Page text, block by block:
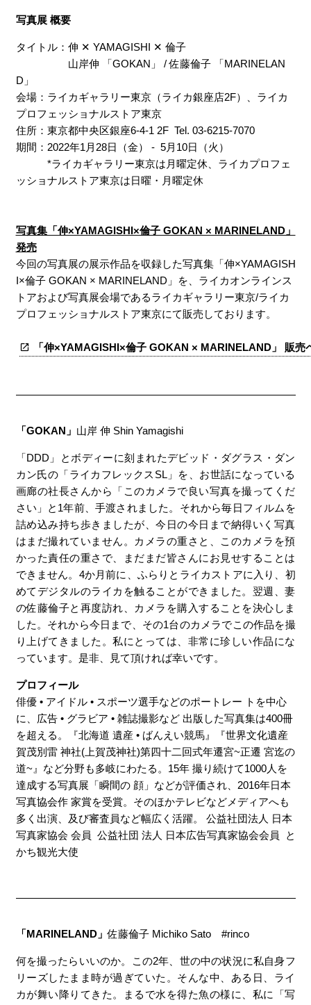
写真展 概要
タイトル：伸 ✕ YAMAGISHI ✕ 倫子
山岸伸 「GOKAN」 / 佐藤倫子 「MARINELAN
D」
会場：ライカギャラリー東京（ライカ銀座店2F）、ライカ
プロフェッショナルストア東京
住所：東京都中央区銀座6-4-1 2F Tel. 03-6215-7070
期間：2022年1月28日（金） - 5月10日（火）
*ライカギャラリー東京は月曜定休、ライカプロフェ
ッショナルストア東京は日曜・月曜定休
写真集「伸×YAMAGISHI×倫子 GOKAN × MARINELAND」
発売
今回の写真展の展示作品を収録した写真集「伸×YAMAGISH
I×倫子 GOKAN × MARINELAND」を、ライカオンラインス
トアおよび写真展会場であるライカギャラリー東京/ライカ
プロフェッショナルストア東京にて販売しております。
「伸×YAMAGISHI×倫子 GOKAN × MARINELAND」 販売
「GOKAN」 山岸 伸 Shin Yamagishi
「DDD」とボディーに刻まれたデビッド・ダグラス・ダン
カン氏の「ライカフレックスSL」を、お世話になっている
画廊の社長さんから「このカメラで良い写真を撮ってくだ
さい」と1年前、手渡されました。それから毎日フィルムを
詰め込み持ち歩きましたが、今日の今日まで納得いく写真
はまだ撮れていません。カメラの重さと、このカメラを預
かった責任の重さで、まだまだ皆さんにお見せすることは
できません。4か月前に、ふらりとライカストアに入り、初
めてデジタルのライカを触ることができました。翌週、妻
の佐藤倫子と再度訪れ、カメラを購入することを決心しま
した。それから今日まで、その1台のカメラでこの作品を撮
り上げてきました。私にとっては、非常に珍しい作品にな
っています。是非、見て頂ければ幸いです。
プロフィール
俳優 • アイドル • スポーツ選手などのポートレー トを中心
に、広告 • グラビア • 雑誌撮影など 出版した写真集は400冊
を超える。『北海道 遺産 • ばんえい競馬』『世界文化遺産
賀茂別雷 神社(上賀茂神社)第四十二回式年遷宮~正遷 宮迄の
道~』など分野も多岐にわたる。15年 撮り続けて1000人を
達成する写真展「瞬間の 顔」などが評価され、2016年日本
写真協会作 家賞を受賞。そのほかテレビなどメディアへも
多く出演、及び審査員など幅広く活躍。 公益社団法人 日本
写真家協会 会員 公益社団 法人 日本広告写真家協会会員 と
かち観光大使
「MARINELAND」佐藤倫子 Michiko Sato #rinco
何を撮ったらいいのか。この2年、世の中の状況に私自身フ
リーズしたまま時が過ぎていた。そんな中、ある日、ライ
カが舞い降りてきた。まるで水を得た魚の様に、私に「写